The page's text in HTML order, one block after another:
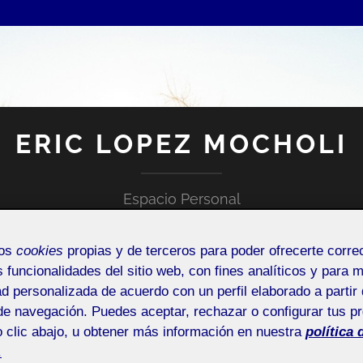
ERIC LOPEZ MOCHOLI
Espacio Personal
O SUGERENCIAS
cookies propias y de terceros para poder ofrecerte
funcionalidades del sitio web, con fines analíticos y para
personalizada de acuerdo con un perfil elaborado a partir
navegación. Puedes aceptar, rechazar o configurar tus
clic abajo, u obtener más información en nuestra política